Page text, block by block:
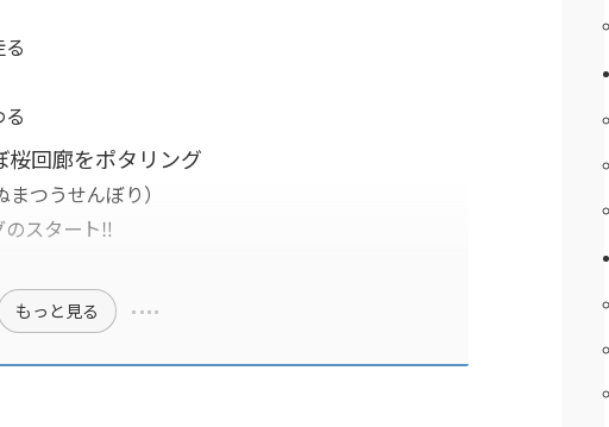
回廊をポタリング
つうせんぼり）
スタート‼️
もっと見る